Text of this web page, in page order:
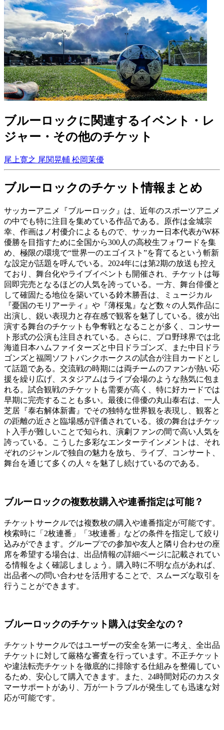
ブルーロックに関連するイベント・レ
ジャー・その他のチケット
尾上寛之 尾関晃輔 松岡茉優
ブルーロックのチケット情報まとめ
サッカーアニメ『ブルーロック』は、近年のスポーツアニメ
の中でも特に注目を集めている作品である。原作は金城宗
幸、作画はノ村優介によるもので、サッカー日本代表がW杯
優勝を目指すために全国から300人の高校生フォワードを集
め、極限の環境で“世界一のエゴイスト”を育てるという斬新
な設定が話題を呼んでいる。2024年には第2期の放送も控え
ており、舞台化やライブイベントも開催され、チケットは毎
回即完売となるほどの人気を誇っている。一方、舞台俳優と
して確固たる地位を築いている鈴木勝吾は、ミュージカル
『憂国のモリアーティ』や『薄桜鬼』など数々の人気作品に
出演し、鋭い表現力と存在感で観客を魅了している。彼が出
演する舞台のチケットも争奪戦となることが多く、コンサー
ト形式の公演も注目されている。さらに、プロ野球界では北
海道日本ハムファイターズと中日ドラゴンズ、また中日ドラ
ゴンズと福岡ソフトバンクホークスの試合が注目カードとし
て話題である。交流戦の時期には両チームのファンが熱い応
援を繰り広げ、スタジアムはライブ会場のような熱気に包ま
れる。試合観戦のチケットも需要が高く、特に好カードでは
早期に完売することも多い。最後に俳優の丸山泰右は、一人
芝居『泰右解体新書』でその独特な世界観を表現し、観客と
の距離の近さと臨場感が評価されている。彼の舞台はチケッ
ト入手が難しいことで知られ、演劇ファンの間で高い人気を
誇っている。こうした多彩なエンターテインメントは、それ
ぞれのジャンルで独自の魅力を放ち、ライブ、コンサート、
舞台を通じて多くの人々を魅了し続けているのである。
ブルーロックの複数枚購入や連番指定は可能？
チケットサークルでは複数枚の購入や連番指定が可能です。
検索時に「2枚連番」「3枚連番」などの条件を指定して絞り
込みができます。グループでの参加や友人と隣り合わせの座
席を希望する場合は、出品情報の詳細ページに記載されてい
る情報をよく確認しましょう。購入時に不明な点があれば、
出品者への問い合わせを活用することで、スムーズな取引を
行うことができます。
ブルーロックのチケット購入は安全なの？
チケットサークルではユーザーの安全を第一に考え、全出品
チケットに対して厳格な審査を行っています。不正チケット
や違法転売チケットを徹底的に排除する仕組みを整備してい
るため、安心して購入できます。また、24時間対応のカスタ
マーサポートがあり、万が一トラブルが発生しても迅速な対
応が可能です。